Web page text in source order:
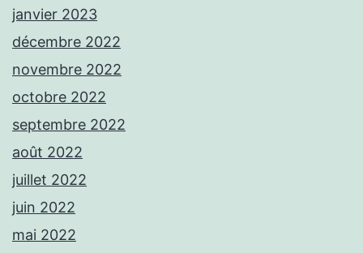
janvier 2023
décembre 2022
novembre 2022
octobre 2022
septembre 2022
août 2022
juillet 2022
juin 2022
mai 2022